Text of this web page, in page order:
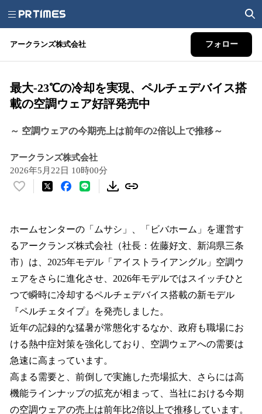
アークランズ株式会社 フォロー
最大-23℃の冷却を実現、ペルチェデバイス搭
載の空調ウェア好評発売中
～ 空調ウェアの今期売上は前年の2倍以上で推移～
アークランズ株式会社
2026年5月22日 10時00分
い
！
数
を
読
み
込
み
中
で
す
ホームセンターの「ムサシ」、「ビバホーム」を運営す
るアークランズ株式会社（社長：佐藤好文、新潟県三条
市）は、2025年モデル「アイストライアングル」空調ウ
ェアをさらに進化させ、2026年モデルではスイッチひと
つで瞬時に冷却するペルチェデバイス搭載の新モデル
『ペルチェタイプ』を発売しました。
近年の記録的な猛暑が常態化するなか、政府も職場にお
ける熱中症対策を強化しており、空調ウェアへの需要は
急速に高まっています。
高まる需要と、前倒しで実施した売場拡大、さらには高
機能ラインナップの拡充が相まって、当社における今期
の空調ウェアの売上は前年比2倍以上で推移しています。